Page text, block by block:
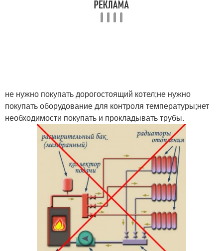
не нужно покупать дорогостоящий котел;не нужно
покупать оборудование для контроля температуры;нет
необходимости покупать и прокладывать трубы.